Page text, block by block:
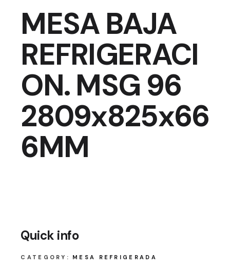
MESA BAJA
REFRIGERACI
ON. MSG 96
2809x825x66
6MM
Quick info
CATEGORY: MESA REFRIGERADA